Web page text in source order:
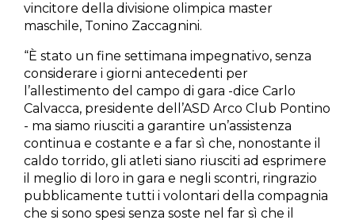
vincitore della divisione olimpica master
maschile, Tonino Zaccagnini.
“È stato un fine settimana impegnativo, senza
considerare i giorni antecedenti per
l’allestimento del campo di gara -dice Carlo
Calvacca, presidente dell’ASD Arco Club Pontino
- ma siamo riusciti a garantire un’assistenza
continua e costante e a far sì che, nonostante il
caldo torrido, gli atleti siano riusciti ad esprimere
il meglio di loro in gara e negli scontri, ringrazio
pubblicamente tutti i volontari della compagnia
che si sono spesi senza soste nel far sì che il